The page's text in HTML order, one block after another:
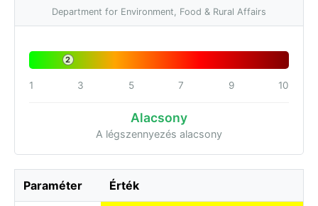
Department for Environment, Food & Rural Affairs
2
1 3 5 7 9 10
Alacsony
A légszennyezés alacsony
Paraméter Érték